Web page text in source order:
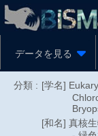
データを見る
分類 : [学名]
[和名] 真核